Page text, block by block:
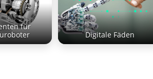
für
Digitale Fäden